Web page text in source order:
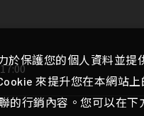
保護您的個人資料並提
來提升您在本網站
的行銷內容。您可以在下